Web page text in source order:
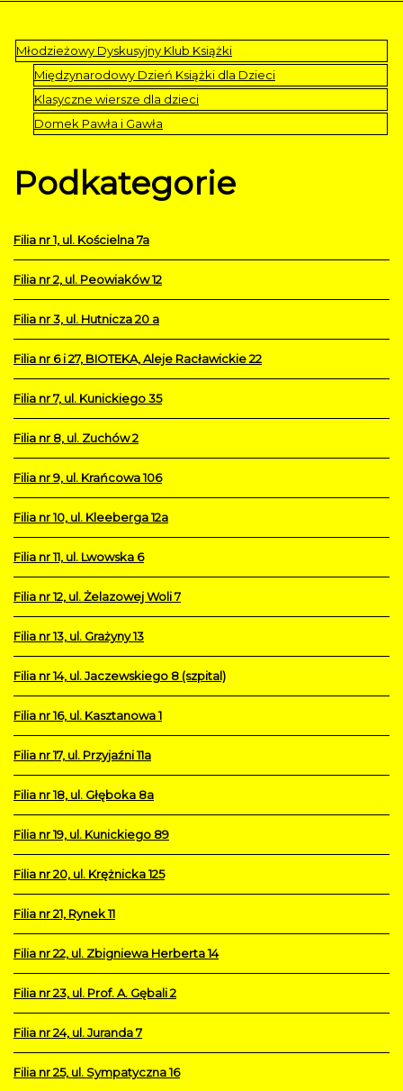
Młodzieżowy Dyskusyjny Klub Książki
Międzynarodowy Dzień Książki dla Dzieci
Klasyczne wiersze dla dzieci
Domek Pawła i Gawła
Podkategorie
Filia nr 1, ul. Kościelna 7a
Filia nr 2, ul. Peowiaków 12
Filia nr 3, ul. Hutnicza 20 a
Filia nr 6 i 27, BIOTEKA, Aleje Racławickie 22
Filia nr 7, ul. Kunickiego 35
Filia nr 8, ul. Zuchów 2
Filia nr 9, ul. Krańcowa 106
Filia nr 10, ul. Kleeberga 12a
Filia nr 11, ul. Lwowska 6
Filia nr 12, ul. Żelazowej Woli 7
Filia nr 13, ul. Grażyny 13
Filia nr 14, ul. Jaczewskiego 8 (szpital)
Filia nr 16, ul. Kasztanowa 1
Filia nr 17, ul. Przyjaźni 11a
Filia nr 18, ul. Głęboka 8a
Filia nr 19, ul. Kunickiego 89
Filia nr 20, ul. Krężnicka 125
Filia nr 21, Rynek 11
Filia nr 22, ul. Zbigniewa Herberta 14
Filia nr 23, ul. Prof. A. Gębali 2
Filia nr 24, ul. Juranda 7
Filia nr 25, ul. Sympatyczna 16